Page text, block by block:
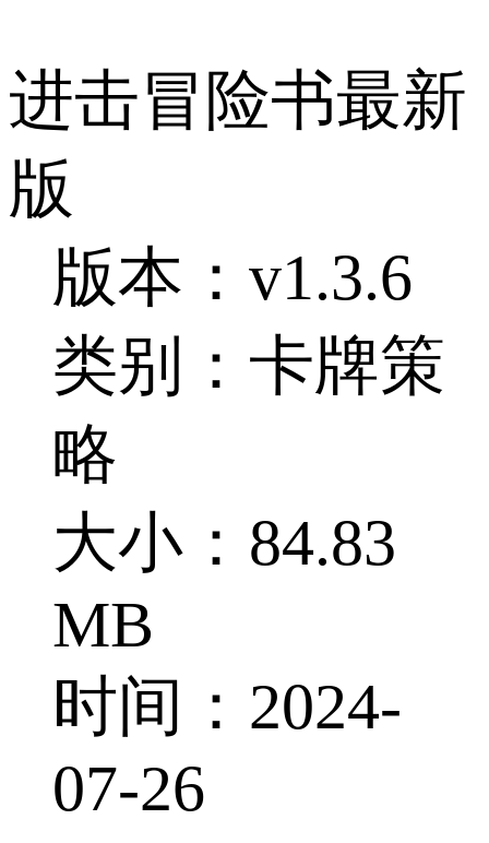
进击冒险书最新
版
版本：v1.3.6
类别：卡牌策
略
大小：84.83
MB
时间：2024-
07-26